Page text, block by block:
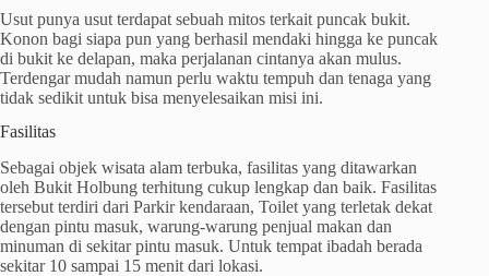
Usut punya usut terdapat sebuah mitos terkait puncak bukit.
Konon bagi siapa pun yang berhasil mendaki hingga ke puncak
di bukit ke delapan, maka perjalanan cintanya akan mulus.
Terdengar mudah namun perlu waktu tempuh dan tenaga yang
tidak sedikit untuk bisa menyelesaikan misi ini.
Fasilitas
Sebagai objek wisata alam terbuka, fasilitas yang ditawarkan
oleh Bukit Holbung terhitung cukup lengkap dan baik. Fasilitas
tersebut terdiri dari Parkir kendaraan, Toilet yang terletak dekat
dengan pintu masuk, warung-warung penjual makan dan
minuman di sekitar pintu masuk. Untuk tempat ibadah berada
sekitar 10 sampai 15 menit dari lokasi.